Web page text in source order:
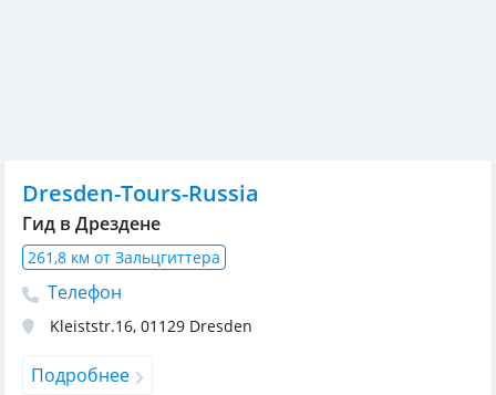
Dresden-Tours-Russia
Гид в Дрездене
261,8 км от Зальцгиттера
Телефон
Kleiststr.16, 01129 Dresden
Подробнее